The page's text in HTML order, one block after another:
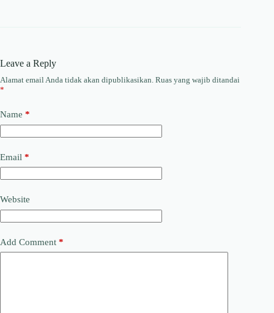
Leave a Reply
Alamat email Anda tidak akan dipublikasikan. Ruas yang wajib ditandai
*
Name *
Email *
Website
Add Comment *